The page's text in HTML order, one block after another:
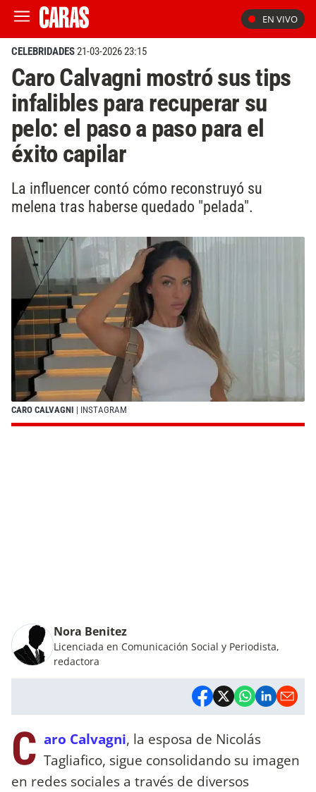
EN VIVO
CELEBRIDADES21-03-2026 23:15
Caro Calvagni mostró sus tips
infalibles para recuperar su
pelo: el paso a paso para el
éxito capilar
La influencer contó cómo reconstruyó su
melena tras haberse quedado "pelada".
CARO CALVAGNI | INSTAGRAM
Nora Benitez
Licenciada en Comunicación Social y Periodista,
redactora
C aro Calvagni, la esposa de Nicolás
Tagliafico, sigue consolidando su imagen
en redes sociales a través de diversos